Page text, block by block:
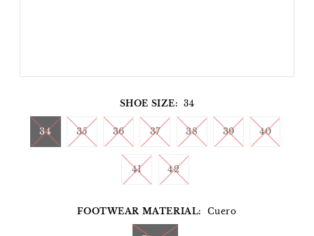
SHOE SIZE: 34
34 35 36 37 38 39 40
41 42
FOOTWEAR MATERIAL: Cuero